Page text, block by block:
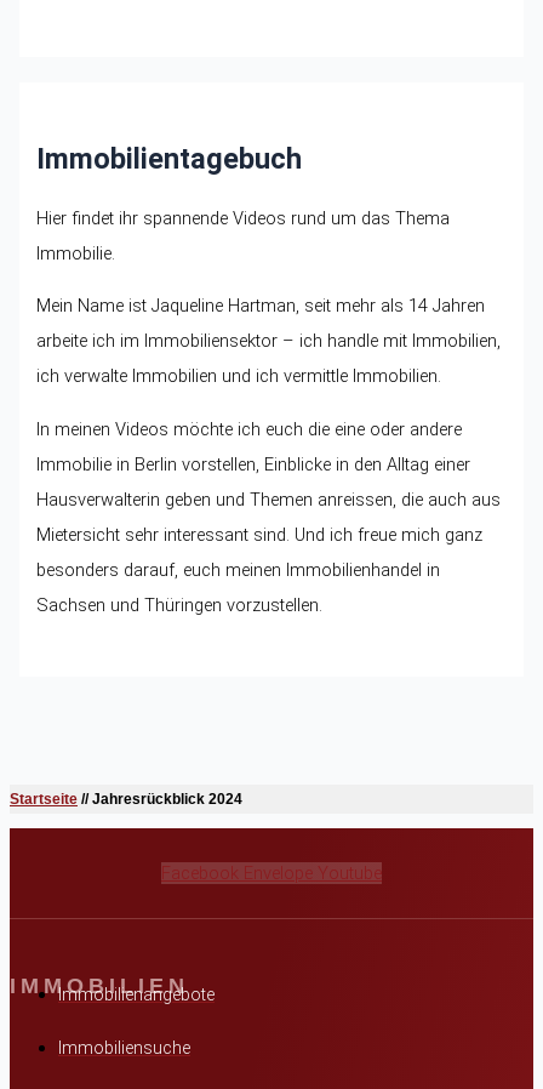
Immobilientagebuch
Hier findet ihr spannende Videos rund um das Thema
Immobilie.
Mein Name ist Jaqueline Hartman, seit mehr als 14 Jahren
arbeite ich im Immobiliensektor – ich handle mit Immobilien,
ich verwalte Immobilien und ich vermittle Immobilien.
In meinen Videos möchte ich euch die eine oder andere
Immobilie in Berlin vorstellen, Einblicke in den Alltag einer
Hausverwalterin geben und Themen anreissen, die auch aus
Mietersicht sehr interessant sind. Und ich freue mich ganz
besonders darauf, euch meinen Immobilienhandel in
Sachsen und Thüringen vorzustellen.
Startseite //Jahresrückblick 2024
Facebook Envelope Youtube
IMMOBILIEN
Immobilienangebote
Immobiliensuche